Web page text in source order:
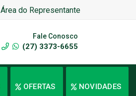
Área do Representante
Fale Conosco
(27) 3373-6655
OFERTAS NOVIDADES